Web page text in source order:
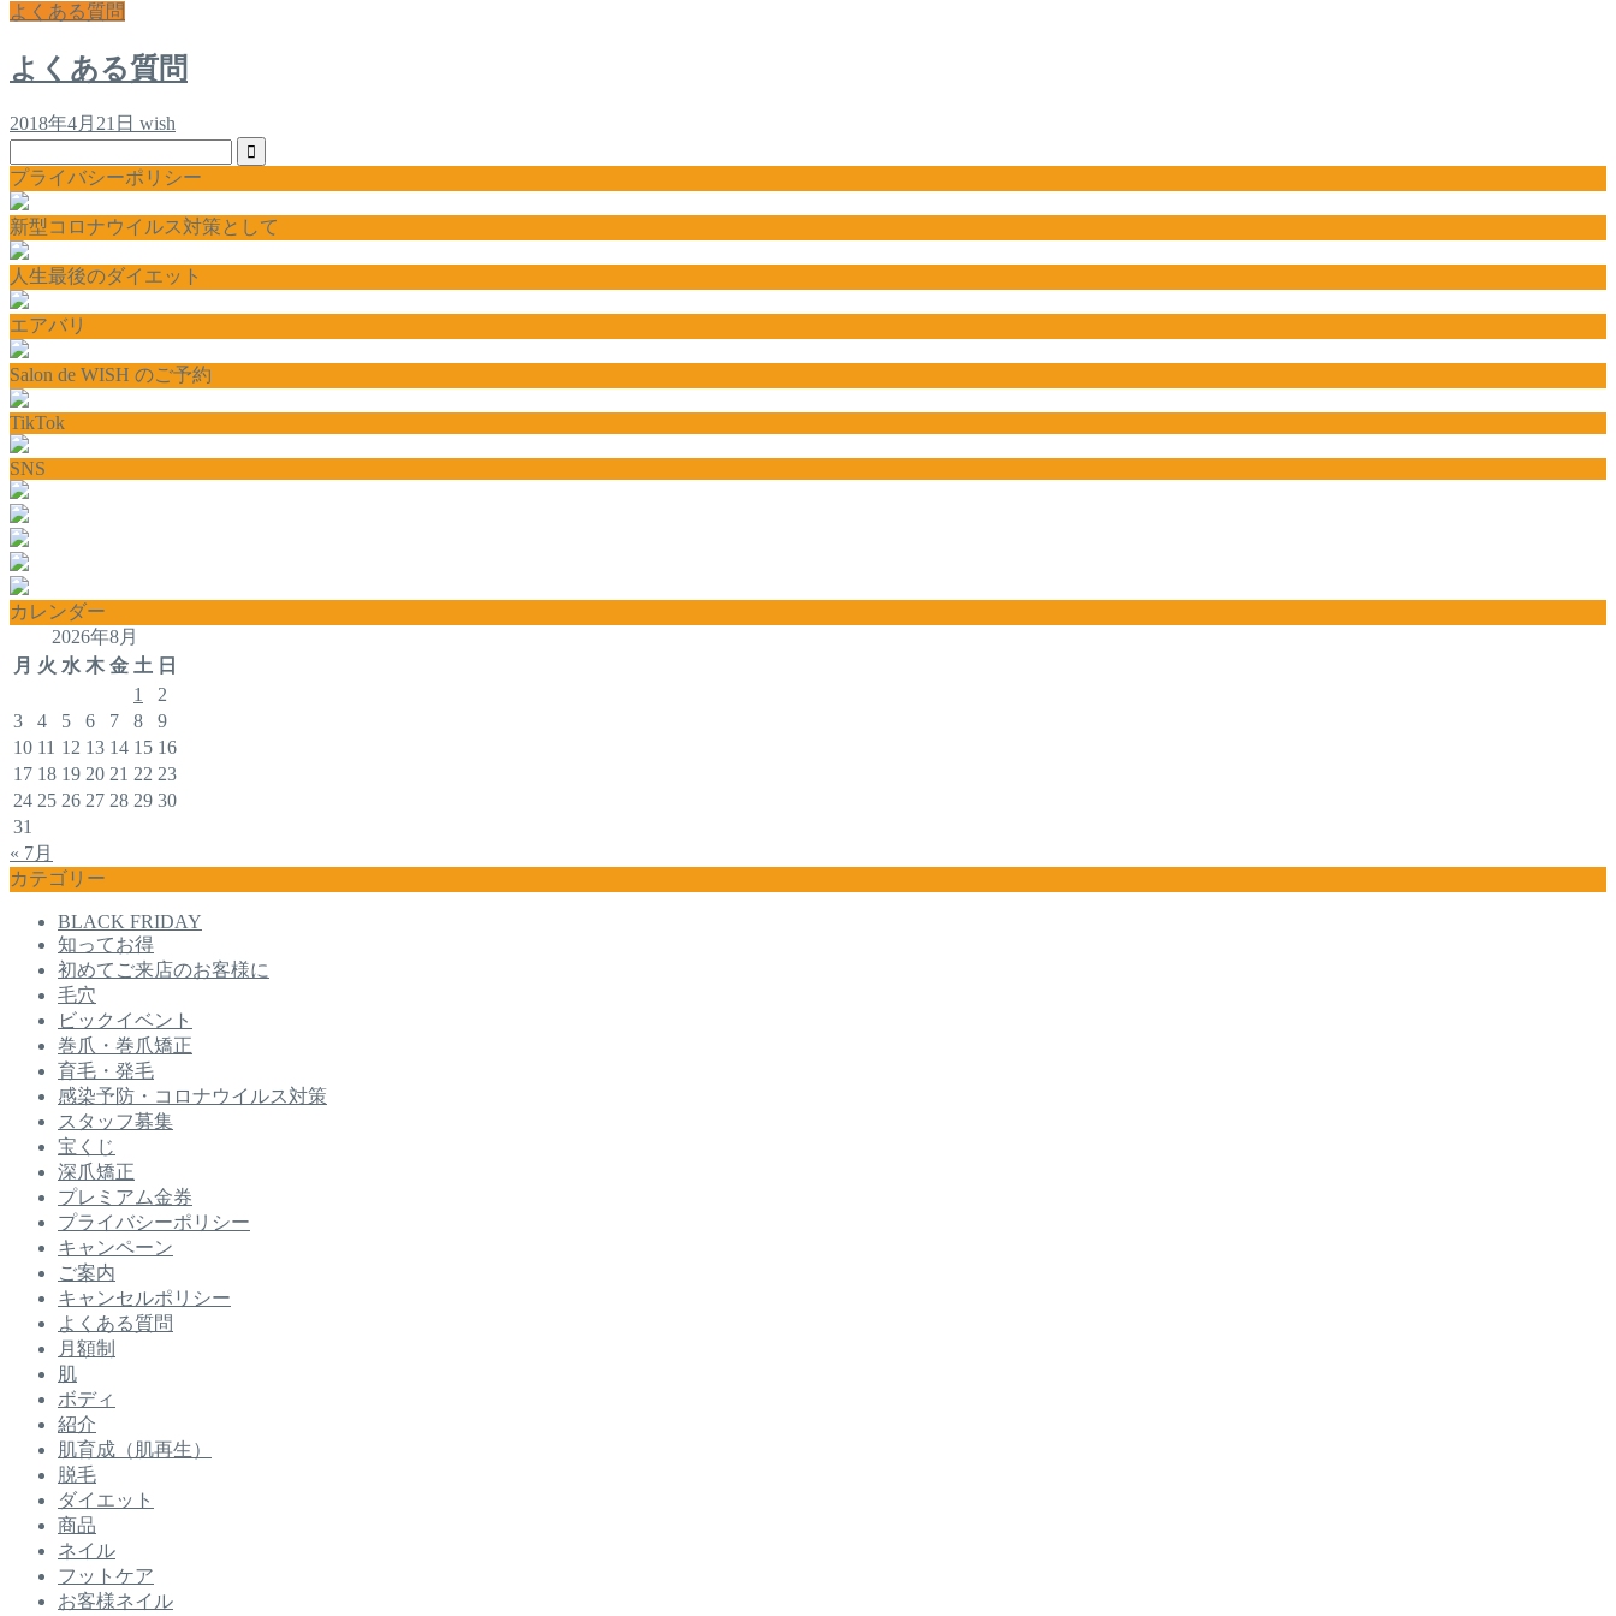
よくある質問
よくある質問
2018年4月21日 wish
プライバシーポリシー
新型コロナウイルス対策として
人生最後のダイエット
エアバリ
Salon de WISH のご予約
TikTok
SNS
カレンダー
2026年8月
月 火 水 木 金 土 日
1
2
3
4 5 6 7 8
9
10 11 12 13 14 15 16
17 18 19 20 21 22 23
24 25 26 27 28 29 30
31
« 7月
カテゴリー
BLACK FRIDAY
知ってお得
初めてご来店のお客様に
毛穴
ビックイベント
巻爪・巻爪矯正
育毛・発毛
感染予防・コロナウイルス対策
スタッフ募集
宝くじ
深爪矯正
プレミアム金券
プライバシーポリシー
キャンペーン
ご案内
キャンセルポリシー
よくある質問
月額制
肌
ボディ
紹介
肌育成（肌再生）
脱毛
ダイエット
商品
ネイル
フットケア
お客様ネイル